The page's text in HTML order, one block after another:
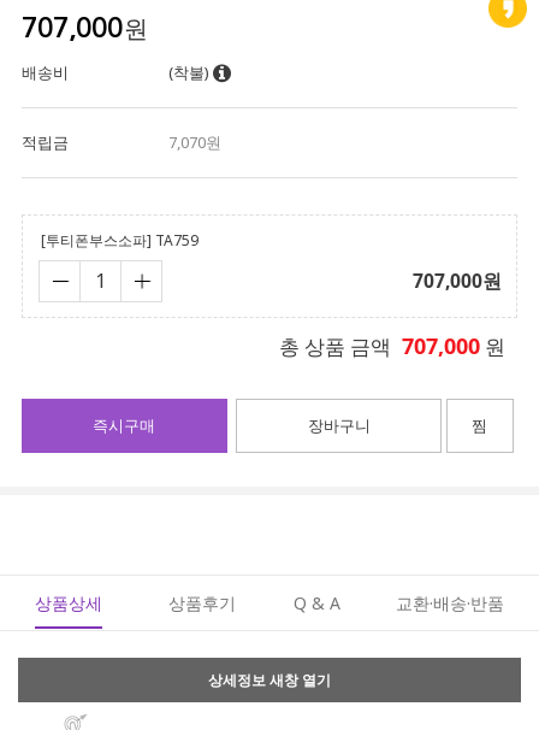
707,000원
배송비 (착불)
적립금 7,070원
[투티폰부스소파] TA759
707,000원
총 상품 금액 707,000 원
즉시구매 장바구니 찜
상품상세 상품후기 Q & A 교환·배송·반품
상세정보 새창 열기